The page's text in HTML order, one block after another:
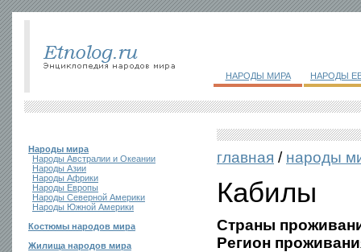
НАРОДЫ МИРА НАРОДЫ
Народы мира
Народы Австралии и Океании
Народы Азии
Народы Африки
Народы Европы
Народы Северной Америки
Народы Южной Америки
Костюмы народов мира
Жилища народов мира
главная / народы
Кабилы
Страны
Регион